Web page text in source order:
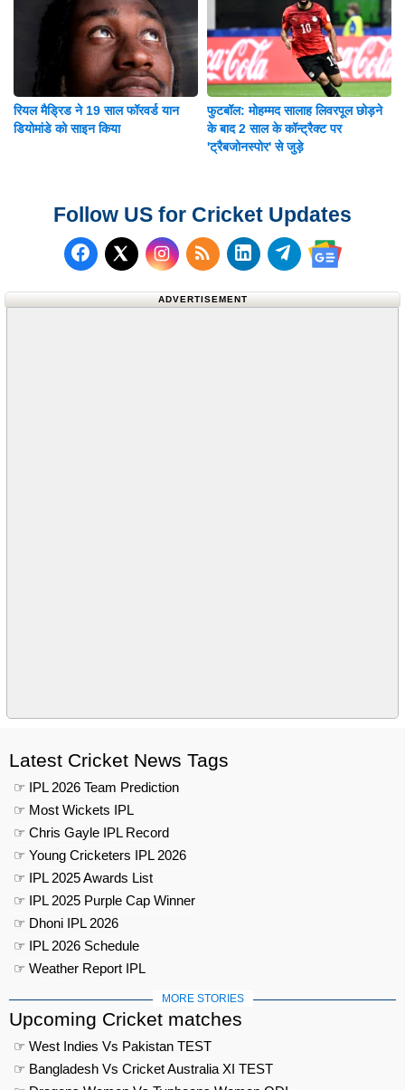
रियल मैड्रिड ने 19 साल फॉरवर्ड यान
डियोमांडे को साइन किया
फुटबॉल: मोहम्मद सालाह लिवरपूल छोड़ने
के बाद 2 साल के कॉन्ट्रैक्ट पर
'ट्रैबजोनस्पोर' से जुड़े
Follow US for Cricket Updates
Follow us on Facebook
Follow us on X (Twitter)
Subscribe to our RSS
Follow us on
Follow us on
Follow us
ADVERTISEMENT
Latest Cricket News Tags
☞ IPL 2026 Team Prediction
☞ Most Wickets IPL
☞ Chris Gayle IPL Record
☞ Young Cricketers IPL 2026
☞ IPL 2025 Awards List
☞ IPL 2025 Purple Cap Winner
☞ Dhoni IPL 2026
☞ IPL 2026 Schedule
☞ Weather Report IPL
MORE STORIES
Upcoming Cricket matches
☞ West Indies Vs Pakistan TEST
☞ Bangladesh Vs Cricket Australia XI TEST